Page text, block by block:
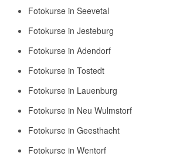
Fotokurse in Seevetal
Fotokurse in Jesteburg
Fotokurse in Adendorf
Fotokurse in Tostedt
Fotokurse in Lauenburg
Fotokurse in Neu Wulmstorf
Fotokurse in Geesthacht
Fotokurse in Wentorf